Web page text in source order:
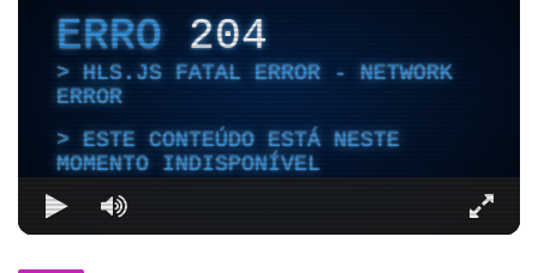
ERRO204
HLS.JS FATAL ERROR - NETWORK
ERROR
ESTE CONTEÚDO ESTÁ NESTE
MOMENTO INDISPONÍVEL